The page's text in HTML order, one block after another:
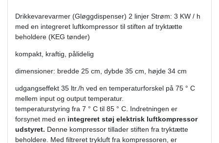
Drikkevarevarmer (Gløggdispenser) 2 linjer Strøm: 3 KW / h
med en integreret luftkompressor til stiften af ​​tryktætte
beholdere (KEG tønder)
kompakt, kraftig, pålidelig
dimensioner: bredde 25 cm, dybde 35 cm, højde 34 cm
udgangseffekt 35 ltr./h ved en temperaturforskel på 75 ° C
mellem input og output temperatur.
temperaturstyring fra 7 ° C til 85 ° C. Indretningen er
forsynet med en integreret støj elektrisk luftkompressor
udstyret. Denne kompressor tillader stiften fra tryktætte
beholdere. Med filtreret trykluft fra kompressoren, er